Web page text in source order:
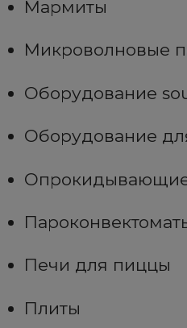
Мармиты
Микроволновые
Оборудование
Оборудование
Печи для пиццы
Плиты